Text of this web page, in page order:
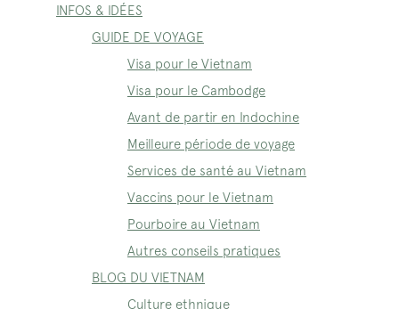
INFOS & IDÉES
GUIDE DE VOYAGE
Visa pour le Vietnam
Visa pour le Cambodge
Avant de partir en Indochine
Meilleure période de voyage
Services de santé au Vietnam
Vaccins pour le Vietnam
Pourboire au Vietnam
Autres conseils pratiques
BLOG DU VIETNAM
Culture ethnique